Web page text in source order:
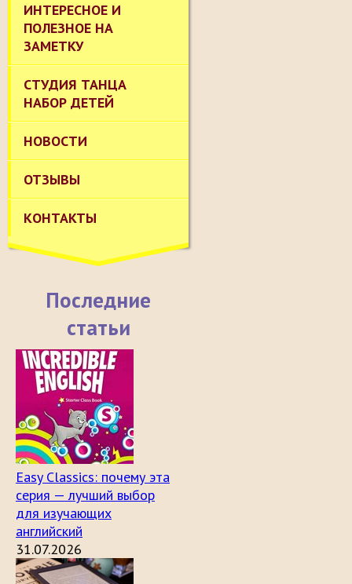
ИНТЕРЕСНОЕ И
ПОЛЕЗНОЕ НА
ЗАМЕТКУ
СТУДИЯ ТАНЦА
НАБОР ДЕТЕЙ
НОВОСТИ
ОТЗЫВЫ
КОНТАКТЫ
Последние
статьи
Easy Classics: почему эта
серия — лучший выбор
для изучающих
английский
31.07.2026